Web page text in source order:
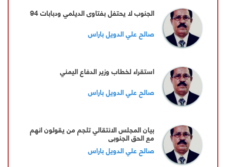
الجنوب لا يحتفل بفتاوى الديلمي ودبابات 94
صالح علي الدويل باراس
استقراء لخطاب وزير الدفاع اليمني
صالح علي الدويل باراس
بيان المجلس الانتقالي تلجم من يقولون انهم
مع الحق الجنوبي
صالح علي الدويل باراس